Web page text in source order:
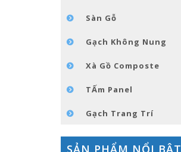
Sàn Gỗ
Gạch Không Nung
Xà Gồ Composte
TẤm Panel
Gạch Trang Trí
SẢN PHẨM NỔI BẬT